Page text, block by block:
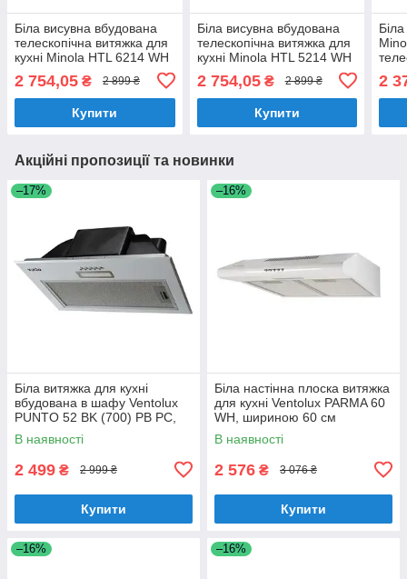
Біла висувна вбудована
телескопічна витяжка для
кухні Minola HTL 6214 WH
700 LED. шириною 60 см
2 754,05 ₴ 2 899 ₴
Купити
Біла висувна вбудована
телескопічна витяжка для
кухні Minola HTL 5214 WH
700 LED, шириною 50 см
2 754,05₴ 2 899 ₴
Купити
2
Акційні пропозиції та новинки
–17%
Біла витяжка для кухні
вбудована в шафу Ventolux
PUNTO 52 BK (700) PB PC,
шириною 52 см
В наявності
2 499 ₴ 2 999 ₴
Купити
–16%
Біла настінна плоска витяжка
для кухні Ventolux PARMA 60
WH, шириною 60 см
В наявності
2 576 ₴ 3 076 ₴
Купити
–16% –16%